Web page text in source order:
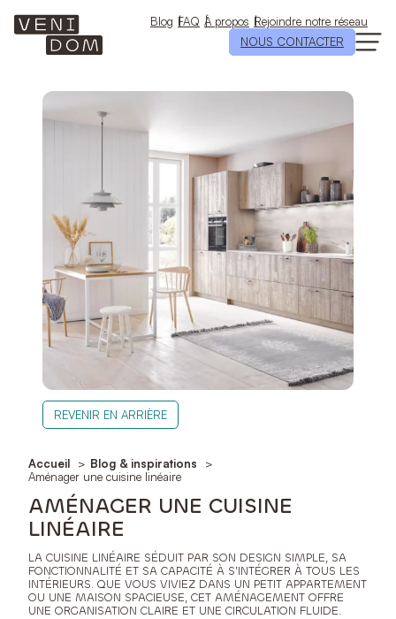
contenu
Blog FAQ À propos Rejoindre notre réseau
NOUS CONTACTER
REVENIR EN ARRIÈRE
Accueil
Blog & inspirations
Aménager une cuisine linéaire
AMÉNAGER UNE CUISINE
LINÉAIRE
LA CUISINE LINÉAIRE SÉDUIT PAR SON DESIGN SIMPLE, SA
FONCTIONNALITÉ ET SA CAPACITÉ À S’INTÉGRER À TOUS LES
INTÉRIEURS. QUE VOUS VIVIEZ DANS UN PETIT APPARTEMENT
OU UNE MAISON SPACIEUSE, CET AMÉNAGEMENT OFFRE
UNE ORGANISATION CLAIRE ET UNE CIRCULATION FLUIDE.